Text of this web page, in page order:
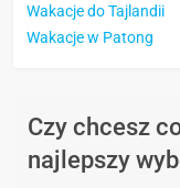
Wakacje do Tajlandii
Wakacje w Patong
Czy chcesz
najlepszy